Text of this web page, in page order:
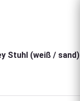
Stuhl (weiß / sand)